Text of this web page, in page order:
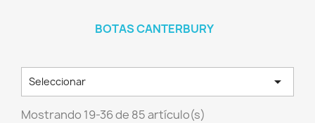
BOTAS CANTERBURY
Seleccionar 
Mostrando 19-36 de 85 artículo(s)